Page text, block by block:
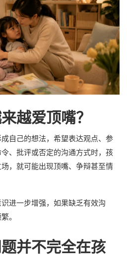
越爱顶嘴？
自己的想法，希望表达观点、参
、批评或否定的沟通方式时，孩
，就可能出现顶嘴、争辩甚至情
进一步增强，如果缺乏有效沟
。
并不完全在孩